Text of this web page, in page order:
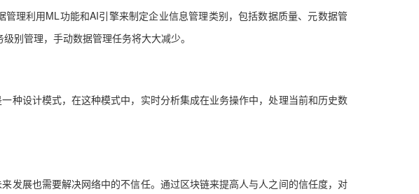
理利用ML功能和AI引擎来制定企业信息管理类别，包括数据质量、元数据管
别管理，手动数据管理任务将大大减少。
种设计模式，在这种模式中，实时分析集成在业务操作中，处理当前和历史数
发展也需要解决网络中的不信任。通过区块链来提高人与人之间的信任度，对